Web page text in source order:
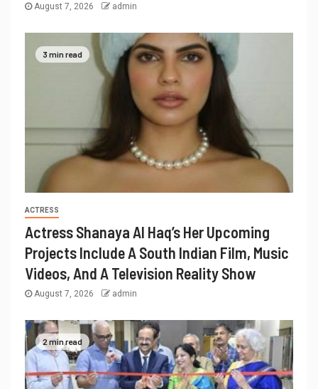
August 7, 2026 admin
3 min read
ACTRESS
Actress Shanaya Al Haq’s Her Upcoming
Projects Include A South Indian Film, Music
Videos, And A Television Reality Show
August 7, 2026 admin
2 min read